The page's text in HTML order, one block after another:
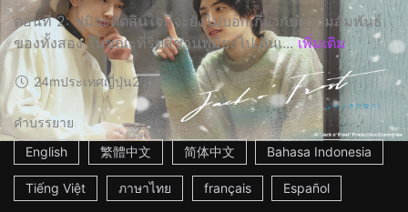
ตอนที่ 2: ฟูมิยะตัดสินใจที่จะยังไม่บอกเกี่ยวกับความสัมพันธ์
ของทั้งสอง ในขณะที่ริตสึชวนฟูมิยะไปเดินเ... เพิ่มเติม
24mประเทศญี่ปุ่น2023
คำบรรยาย
English
繁體中文 简体中文 Bahasa Indonesia
Tiếng Việt ภาษาไทย français Español